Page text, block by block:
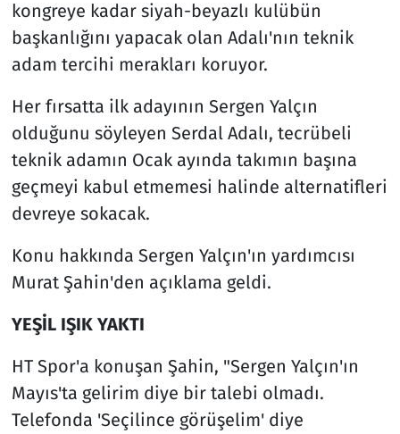
kongreye kadar siyah-beyazlı kulübün
başkanlığını yapacak olan Adalı'nın teknik
adam tercihi merakları koruyor.
Her fırsatta ilk adayının Sergen Yalçın
olduğunu söyleyen Serdal Adalı, tecrübeli
teknik adamın Ocak ayında takımın başına
geçmeyi kabul etmemesi halinde alternatifleri
devreye sokacak.
Konu hakkında Sergen Yalçın'ın yardımcısı
Murat Şahin'den açıklama geldi.
YEŞİL IŞIK YAKTI
HT Spor'a konuşan Şahin, "Sergen Yalçın'ın
Mayıs'ta gelirim diye bir talebi olmadı.
Telefonda 'Seçilince görüşelim' diye